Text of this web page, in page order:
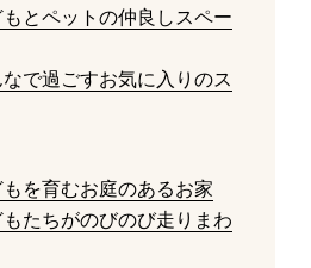
とペットの仲良しスペー
で過ごすお気に入りのス
を育むお庭のあるお家
たちがのびのび走りまわ